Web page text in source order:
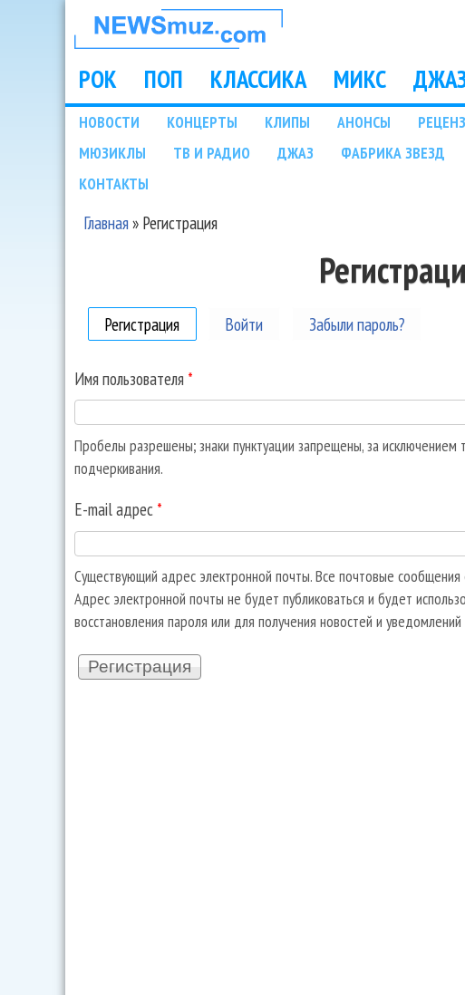
НОВОСТИ
МУЗЫКИ И
ШОУ БИЗНЕСА
NEWSMUZ.COM
Main menu
РОК ПОП КЛАССИКА МИКС
Подразделы
НОВОСТИ КОНЦЕРТЫ КЛИПЫ АНОНСЫ
МЮЗИКЛЫ
ТВ И РАДИО ДЖАЗ ФАБРИКА ЗВЕЗД
КОНТАКТЫ
Главная» Регистрация
Регистрация (активная вкладка)
Войти Забыли пароль?
Имя пользователя *
Пробелы разрешены; знаки пунктуации запрещены, за исключением
подчеркивания.
E-mail адрес *
Существующий адрес электронной почты. Все почтовые сообщения
Адрес электронной почты не будет публиковаться и будет
восстановления пароля или для получения новостей и